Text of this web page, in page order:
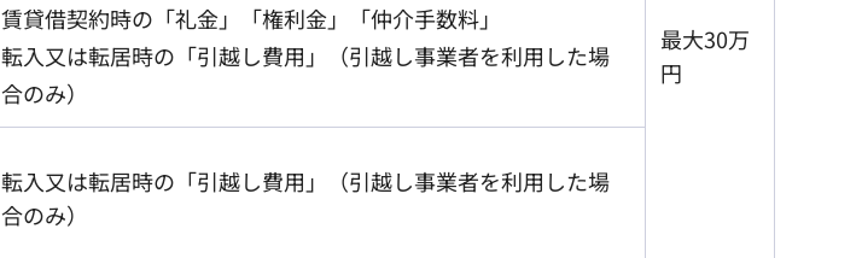
最大30万
円
賃貸借契約時の「礼金」「権利金」「仲介手数料」
転入又は転居時の「引越し費用」（引越し事業者を利用した場
合のみ）
転入又は転居時の「引越し費用」（引越し事業者を利用した場
合のみ）